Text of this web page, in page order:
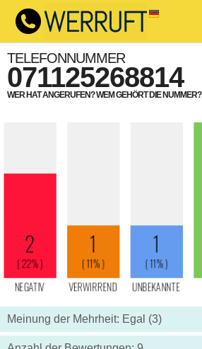
TELEFONNUMMER
071125268814
WER HAT ANGERUFEN? WEM GEHÖRT DIE NUMMER?
Meinung der Mehrheit: Egal (3)